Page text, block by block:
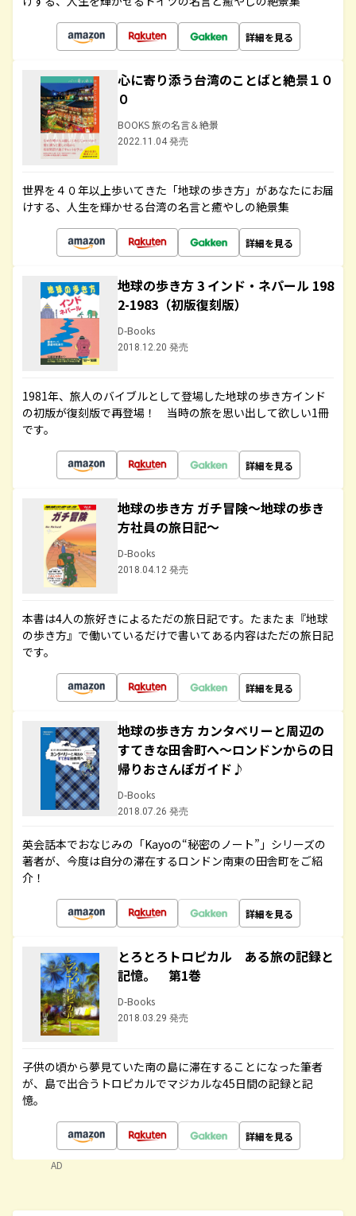
詳細を見る
心に寄り添う台湾のことばと絶景１０
０
BOOKS 旅の名言＆絶景
2022.11.04 発売
世界を４０年以上歩いてきた「地球の歩き方」があなたにお届
けする、人生を輝かせる台湾の名言と癒やしの絶景集
詳細を見る
地球の歩き方 3 インド・ネパール 198
2-1983（初版復刻版）
D-Books
2018.12.20 発売
1981年、旅人のバイブルとして登場した地球の歩き方インド
の初版が復刻版で再登場！ 当時の旅を思い出して欲しい1冊
です。
詳細を見る
地球の歩き方 ガチ冒険～地球の歩き
方社員の旅日記～
D-Books
2018.04.12 発売
本書は4人の旅好きによるただの旅日記です。たまたま『地球
の歩き方』で働いているだけで書いてある内容はただの旅日記
です。
詳細を見る
地球の歩き方 カンタベリーと周辺の
すてきな田舎町へ～ロンドンからの日
帰りおさんぽガイド♪
D-Books
2018.07.26 発売
英会話本でおなじみの「Kayoの“秘密のノート”」シリーズの
著者が、今度は自分の滞在するロンドン南東の田舎町をご紹
介！
詳細を見る
とろとろトロピカル ある旅の記録と
記憶。 第1巻
D-Books
2018.03.29 発売
子供の頃から夢見ていた南の島に滞在することになった筆者
が、島で出合うトロピカルでマジカルな45日間の記録と記
憶。
詳細を見る
AD